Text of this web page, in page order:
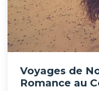
Voyages de
Romance au